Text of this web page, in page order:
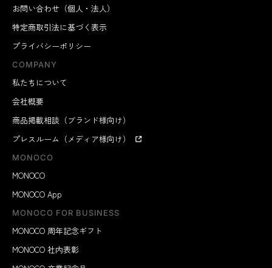
お問い合わせ（個人・法人）
特定商取引法に基づく表示
プライバシーポリシー
COMPANY
私たちについて
会社概要
商品掲載相談（ブランド様向け）
プレスルーム（メディア様向け）
MONOCO
MONOCO
MONOCO App
MONOCO FOR BUSINESS
MONOCO 周年記念ギフト
MONOCO 社内表彰